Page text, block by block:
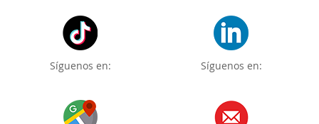
Síguenos en: Síguenos en: